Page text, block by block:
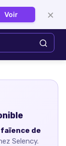
Se connecter
de
Selency.
Voir ×